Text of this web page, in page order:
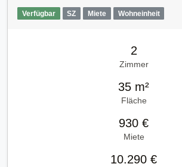
Verfügbar SZ Miete Wohneinheit
2
Zimmer
35 m²
Fläche
930 €
Miete
10.290 €